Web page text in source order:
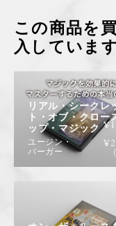
この商品を
入していま
リアル・シークレ
ト・オブ・クロー
ップ・マジック
ユージン・
バーガー
¥
¥